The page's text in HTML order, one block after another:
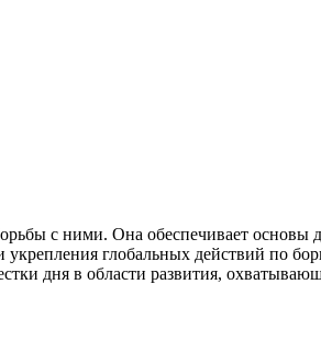
с ними. Она обеспечивает
глобальных действий по
дня в области развития,